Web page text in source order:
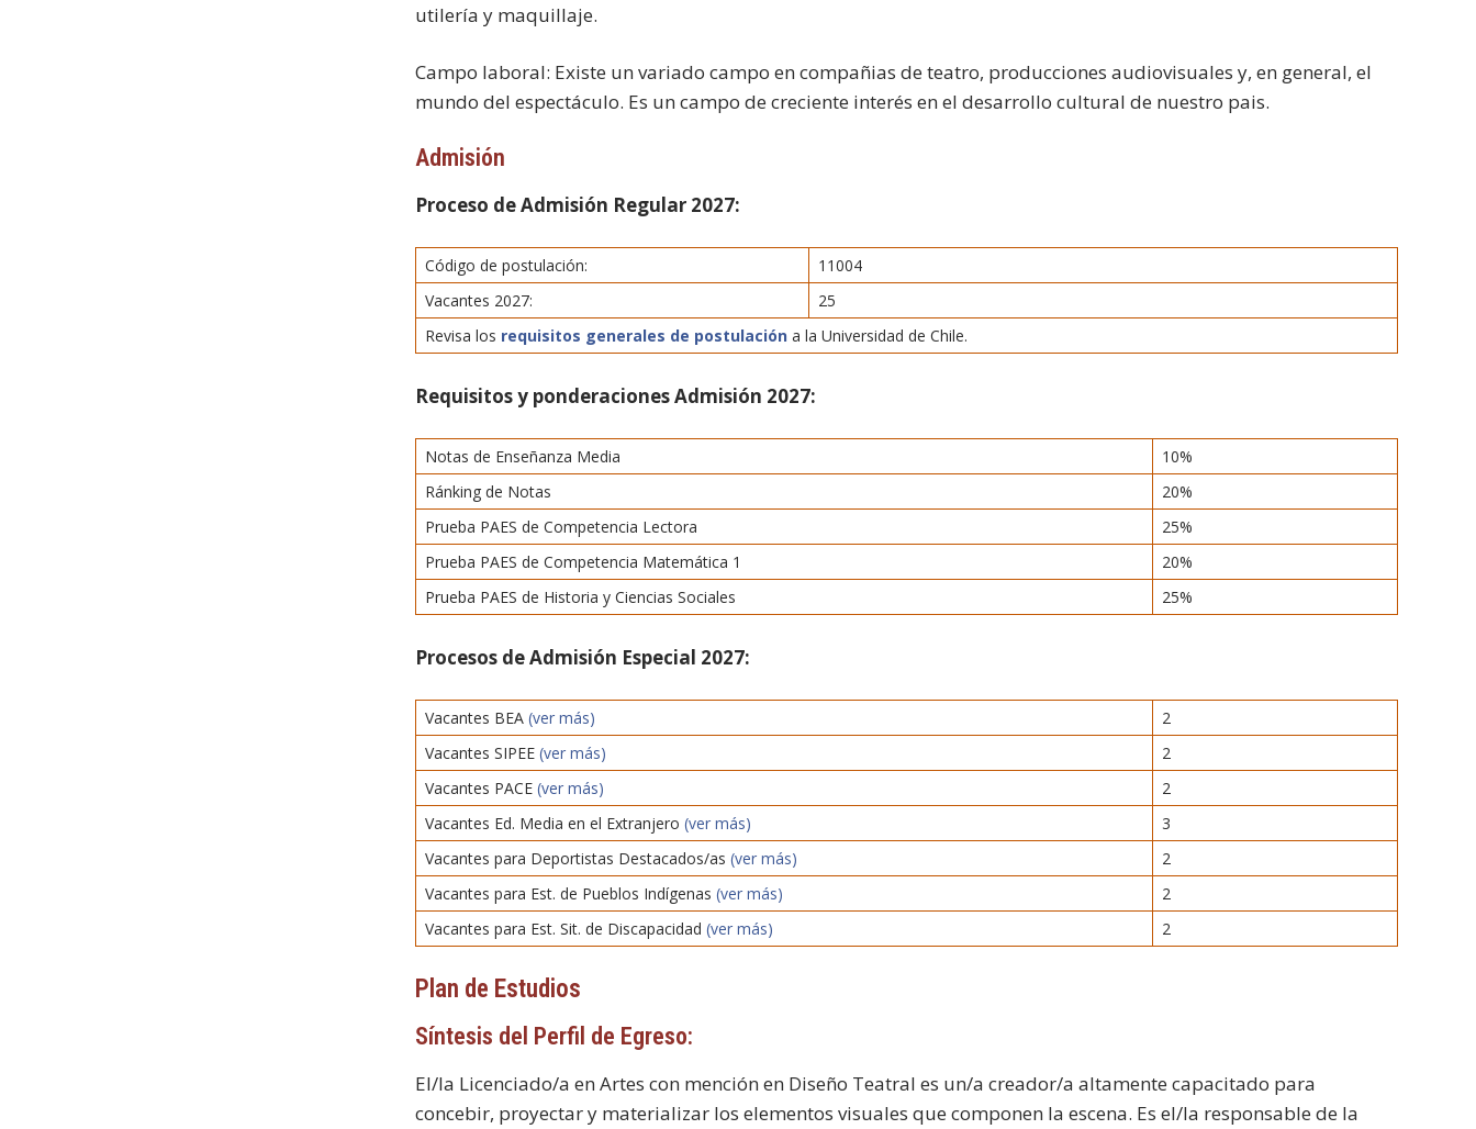
utilería y maquillaje.
Campo laboral: Existe un variado campo en compañias de teatro, producciones audiovisuales y, en general, el
mundo del espectáculo. Es un campo de creciente interés en el desarrollo cultural de nuestro pais.
Admisión
Proceso de Admisión Regular 2027:
Código de postulación:
11004
Vacantes 2027:
25
Revisa los requisitos generales de postulación a la Universidad de Chile.
Requisitos y ponderaciones Admisión 2027:
Notas de Enseñanza Media
10%
Ránking de Notas
20%
Prueba PAES de Competencia Lectora
25%
Prueba PAES de Competencia Matemática 1
20%
Prueba PAES de Historia y Ciencias Sociales
25%
Procesos de Admisión Especial 2027:
Vacantes BEA(ver más)
2
Vacantes SIPEE(ver más)
2
Vacantes PACE(ver más)
2
Vacantes Ed. Media en el Extranjero(ver más)
3
Vacantes para Deportistas Destacados/as(ver más)
2
Vacantes para Est. de Pueblos Indígenas(ver más)
2
Vacantes para Est. Sit. de Discapacidad(ver más) 2
Plan de Estudios
Síntesis del Perfil de Egreso:
El/la Licenciado/a en Artes con mención en Diseño Teatral es un/a creador/a altamente capacitado para
concebir, proyectar y materializar los elementos visuales que componen la escena. Es el/la responsable de la